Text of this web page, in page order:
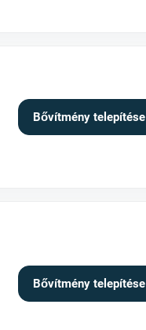
Bővítmény telepítése
Bővítmény telepítése